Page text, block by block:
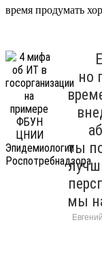
время продумать
но
ты
мы